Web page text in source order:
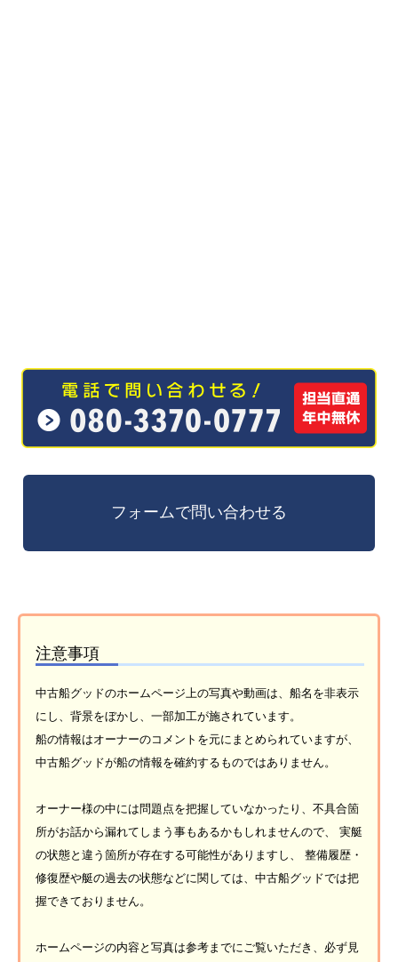
注意事項
中古船グッドのホームページ上の写真や動画は、船名を非表示
にし、背景をぼかし、一部加工が施されています。
船の情報はオーナーのコメントを元にまとめられていますが、
中古船グッドが船の情報を確約するものではありません。
オーナー様の中には問題点を把握していなかったり、不具合箇
所がお話から漏れてしまう事もあるかもしれませんので、 実艇
の状態と違う箇所が存在する可能性がありますし、 整備履歴・
修復歴や艇の過去の状態などに関しては、中古船グッドでは把
握できておりません。
ホームページの内容と写真は参考までにご覧いただき、必ず見